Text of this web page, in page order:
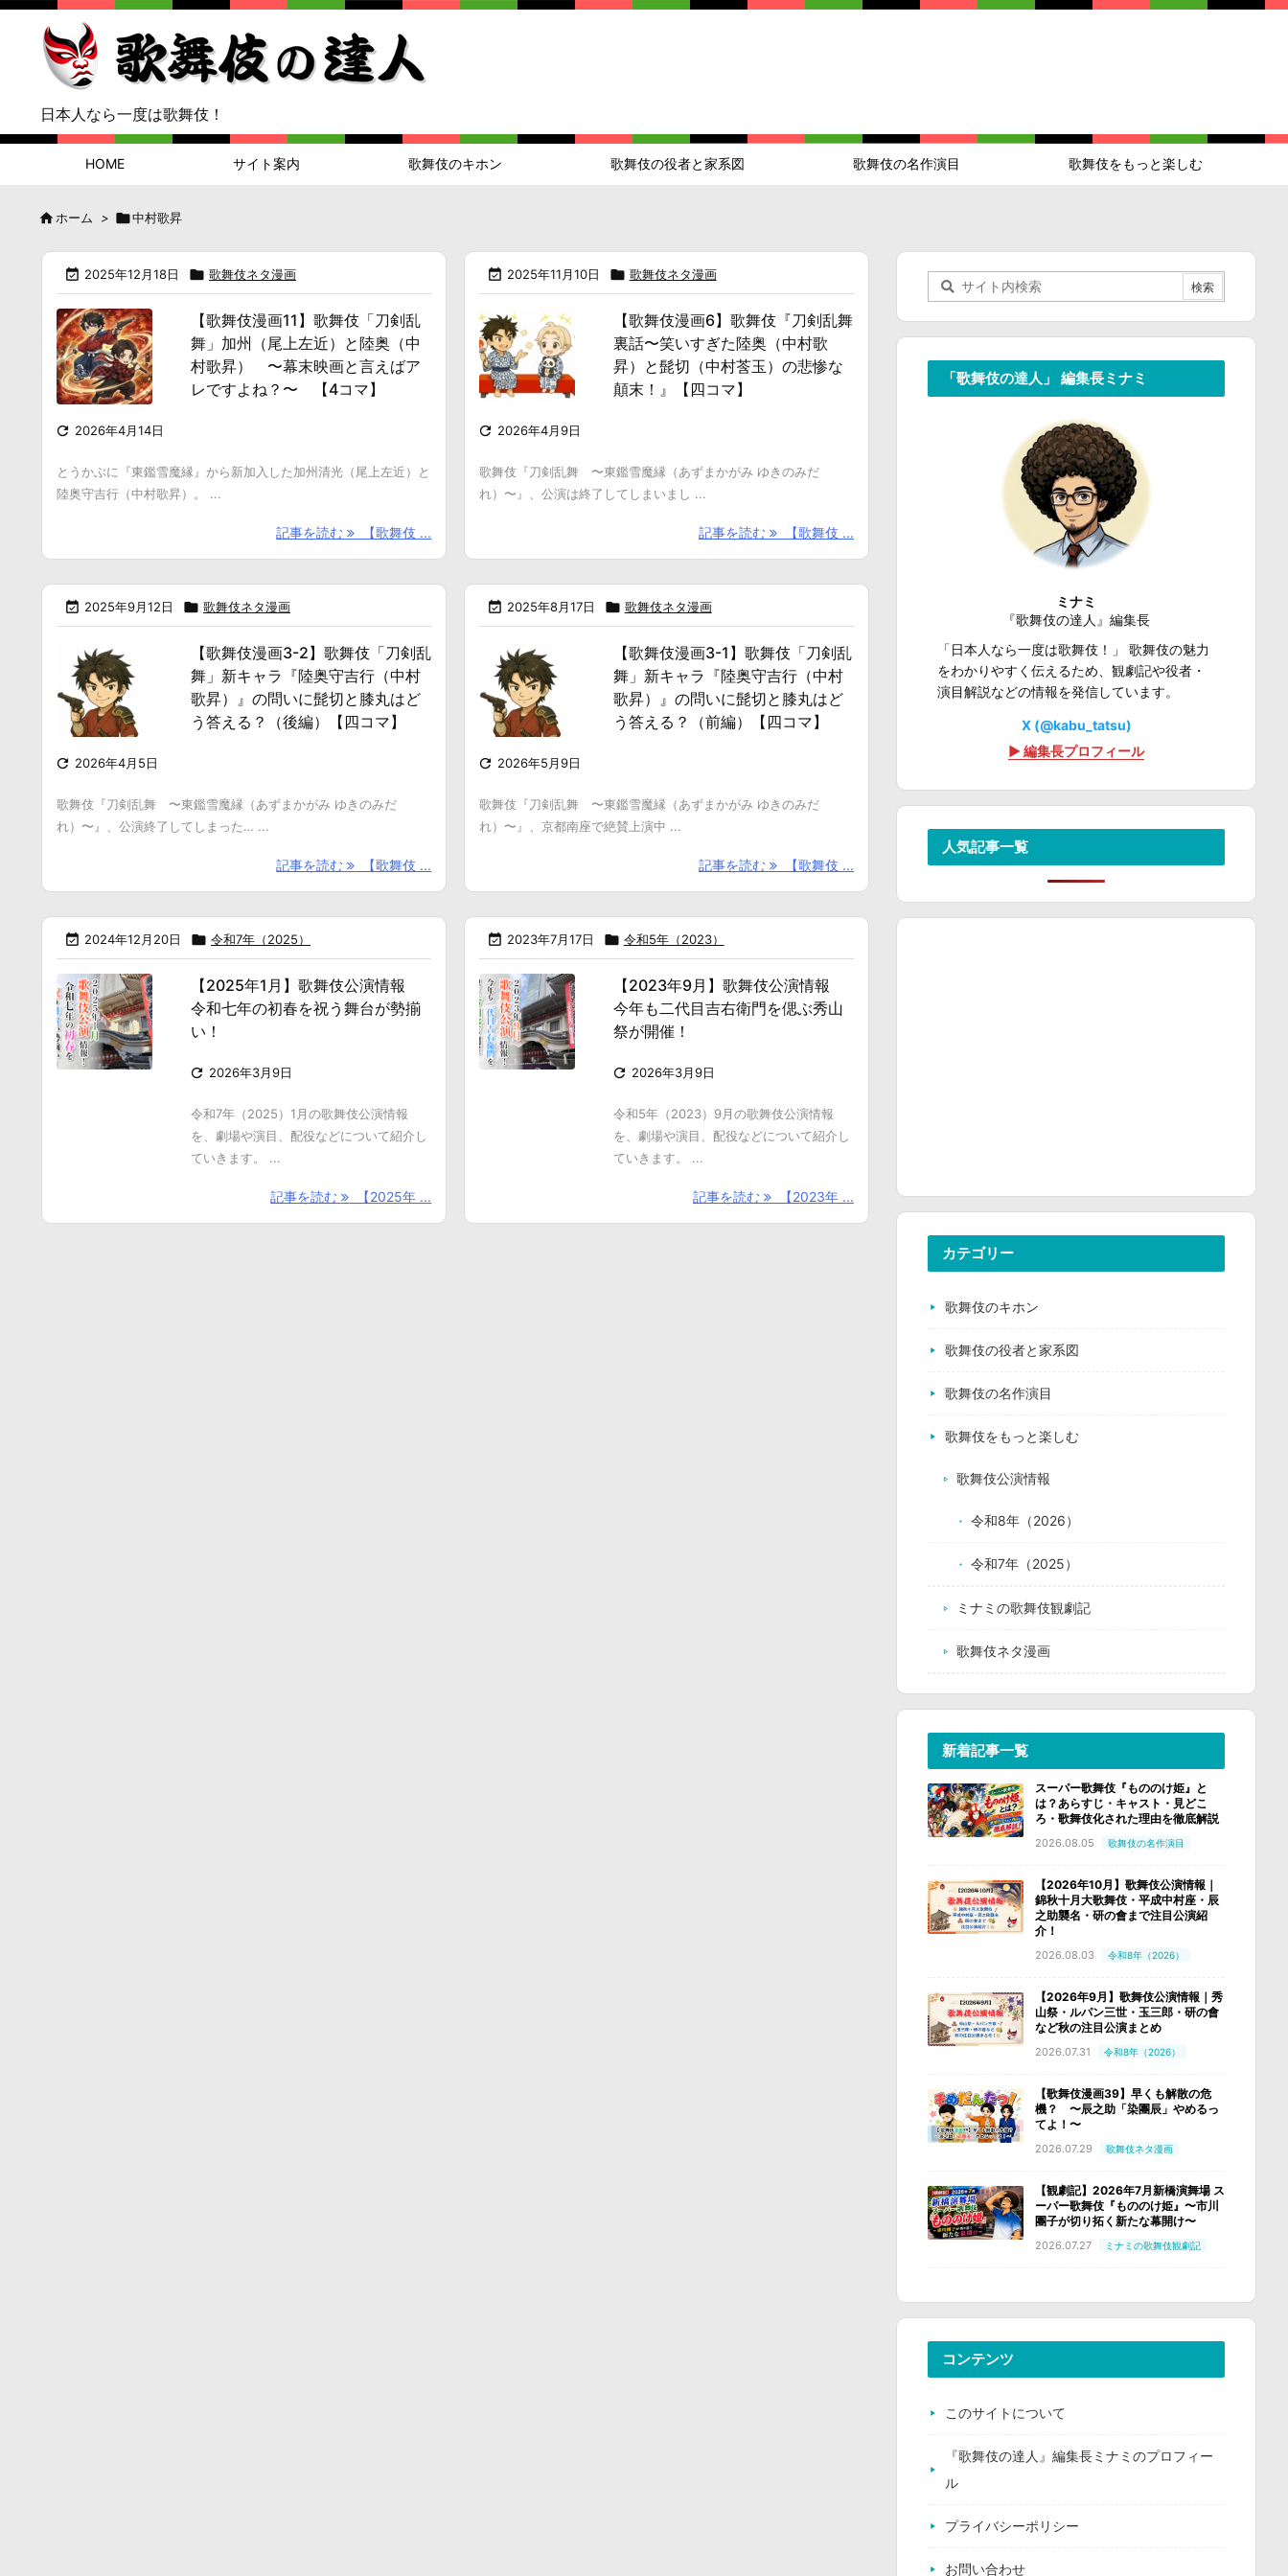
日本人なら一度は歌舞伎！
HOME サイト案内 歌舞伎のキホン 歌舞伎の役者と家系図 歌舞伎の名作演目 歌舞伎をもっと楽しむ
 ホーム > 中村歌昇
 2025年12月18日  歌舞伎ネタ漫画
【歌舞伎漫画11】歌舞伎「刀剣乱
舞」加州（尾上左近）と陸奥（中
村歌昇） 〜幕末映画と言えばア
レですよね？〜 【4コマ】
 2026年4月14日
とうかぶに『東鑑雪魔縁』から新加入した加州清光（尾上左近）と
陸奥守吉行（中村歌昇）。 ...
記事を読む 【歌舞伎 ...
 2025年11月10日  歌舞伎ネタ漫画
【歌舞伎漫画6】歌舞伎『刀剣乱舞
裏話〜笑いすぎた陸奥（中村歌
昇）と髭切（中村莟玉）の悲惨な
顛末！』【四コマ】
 2026年4月9日
歌舞伎『刀剣乱舞 〜東鑑雪魔縁（あずまかがみ ゆきのみだ
れ）〜』、公演は終了してしまいまし ...
記事を読む 【歌舞伎 ...
 2025年9月12日  歌舞伎ネタ漫画
【歌舞伎漫画3-2】歌舞伎「刀剣乱
舞」新キャラ『陸奥守吉行（中村
歌昇）』の問いに髭切と膝丸はど
う答える？（後編）【四コマ】
 2026年4月5日
歌舞伎『刀剣乱舞 〜東鑑雪魔縁（あずまかがみ ゆきのみだ
れ）〜』、公演終了してしまった… ...
記事を読む 【歌舞伎 ...
 2025年8月17日  歌舞伎ネタ漫画
【歌舞伎漫画3-1】歌舞伎「刀剣乱
舞」新キャラ『陸奥守吉行（中村
歌昇）』の問いに髭切と膝丸はど
う答える？（前編）【四コマ】
 2026年5月9日
歌舞伎『刀剣乱舞 〜東鑑雪魔縁（あずまかがみ ゆきのみだ
れ）〜』、京都南座で絶賛上演中 ...
記事を読む 【歌舞伎 ...
 2024年12月20日  令和7年（2025）
【2025年1月】歌舞伎公演情報
令和七年の初春を祝う舞台が勢揃
い！
 2026年3月9日
令和7年（2025）1月の歌舞伎公演情報
を、劇場や演目、配役などについて紹介し
ていきます。 ...
記事を読む 【2025年 ...
 2023年7月17日  令和5年（2023）
【2023年9月】歌舞伎公演情報
今年も二代目吉右衛門を偲ぶ秀山
祭が開催！
 2026年3月9日
令和5年（2023）9月の歌舞伎公演情報
を、劇場や演目、配役などについて紹介し
ていきます。 ...
記事を読む 【2023年 ...
「歌舞伎の達人」 編集長ミナミ
ミナミ
『歌舞伎の達人』編集長
「日本人なら一度は歌舞伎！」 歌舞伎の魅力
をわかりやすく伝えるため、観劇記や役者・
演目解説などの情報を発信しています。
X (@kabu_tatsu)
▶ 編集長プロフィール
人気記事一覧
カテゴリー
歌舞伎のキホン
歌舞伎の役者と家系図
歌舞伎の名作演目
歌舞伎をもっと楽しむ
歌舞伎公演情報
令和8年（2026）
令和7年（2025）
ミナミの歌舞伎観劇記
歌舞伎ネタ漫画
新着記事一覧
スーパー歌舞伎『もののけ姫』と
は？あらすじ・キャスト・見どこ
ろ・歌舞伎化された理由を徹底解説
2026.08.05 歌舞伎の名作演目
【2026年10月】歌舞伎公演情報｜
錦秋十月大歌舞伎・平成中村座・辰
之助襲名・研の會まで注目公演紹
介！
2026.08.03 令和8年（2026）
【2026年9月】歌舞伎公演情報｜秀
山祭・ルパン三世・玉三郎・研の會
など秋の注目公演まとめ
2026.07.31 令和8年（2026）
【歌舞伎漫画39】早くも解散の危
機？ 〜辰之助「染團辰」やめるっ
てよ！〜
2026.07.29 歌舞伎ネタ漫画
【観劇記】2026年7月新橋演舞場 ス
ーパー歌舞伎『もののけ姫』〜市川
團子が切り拓く新たな幕開け〜
2026.07.27 ミナミの歌舞伎観劇記
コンテンツ
このサイトについて
『歌舞伎の達人』編集長ミナミのプロフィー
ル
プライバシーポリシー
お問い合わせ